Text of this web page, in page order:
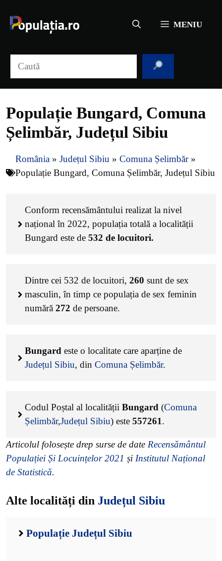
conținut
MENIU
Populație Bungard, Comuna
Șelimbăr, Județul Sibiu
România » Județul Sibiu » Comuna Șelimbăr»
Populație Bungard, Comuna Șelimbăr, Județul Sibiu
Conform recensământului realizat la nivel
național în 2022, populația totală a localității
Bungard este de 532 de locuitori.
Dintre cei 532 de locuitori, 260 sunt de sex
masculin, în timp ce populația de sex feminin
numără 272 de persoane.
Bungard este o localitate care aparține de
Județul Sibiu, din Comuna Șelimbăr.
Codul Poștal al localității Bungard (Comuna
Șelimbăr,Județul Sibiu) este 557261.
Articolul folosește drep surse de date Recensământul
Populației Și Locuințelor 2021 și Institutul Național
de Statistică.
Alte localități din Județul Sibiu
Populație Județul Sibiu